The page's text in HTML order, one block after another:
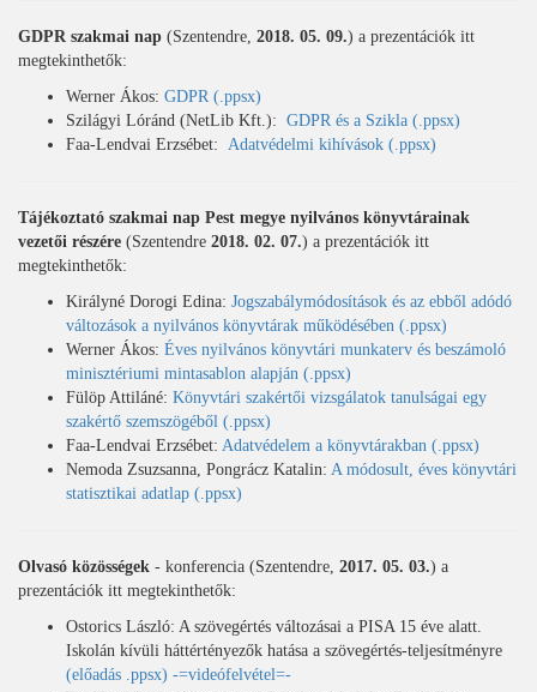
GDPR szakmai nap (Szentendre, 2018. 05. 09.) a prezentációk itt
megtekinthetők:
Werner Ákos: GDPR (.ppsx)
Szilágyi Lóránd (NetLib Kft.): GDPR és a Szikla (.ppsx)
Faa-Lendvai Erzsébet: Adatvédelmi kihívások (.ppsx)
Tájékoztató szakmai nap Pest megye nyilvános könyvtárainak
vezetői részére (Szentendre 2018. 02. 07.) a prezentációk itt
megtekinthetők:
Királyné Dorogi Edina: Jogszabálymódosítások és az ebből adódó
változások a nyilvános könyvtárak működésében (.ppsx)
Werner Ákos: Éves nyilvános könyvtári munkaterv és beszámoló
minisztériumi mintasablon alapján (.ppsx)
Fülöp Attiláné: Könyvtári szakértői vizsgálatok tanulságai egy
szakértő szemszögéből (.ppsx)
Faa-Lendvai Erzsébet: Adatvédelem a könyvtárakban (.ppsx)
Nemoda Zsuzsanna, Pongrácz Katalin: A módosult, éves könyvtári
statisztikai adatlap (.ppsx)
Olvasó közösségek - konferencia (Szentendre, 2017. 05. 03.) a
prezentációk itt megtekinthetők:
Ostorics László: A szövegértés változásai a PISA 15 éve alatt.
Iskolán kívüli háttértényezők hatása a szövegértés-teljesítményre
(előadás .ppsx) -=videófelvétel=-